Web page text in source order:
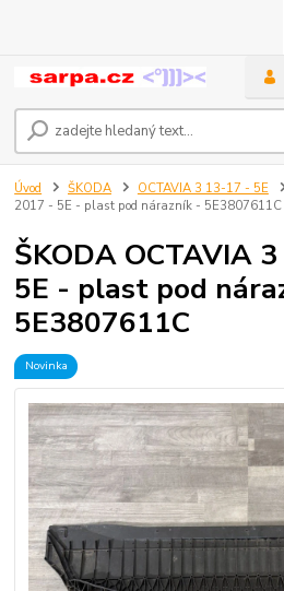
Úvod ŠKODA OCTAVIA 3 13-17 - 5E
2017 - 5E - plast pod nárazník - 5E3807611C
ŠKODA OCTAVIA
5E - plast pod
5E3807611C
Novinka